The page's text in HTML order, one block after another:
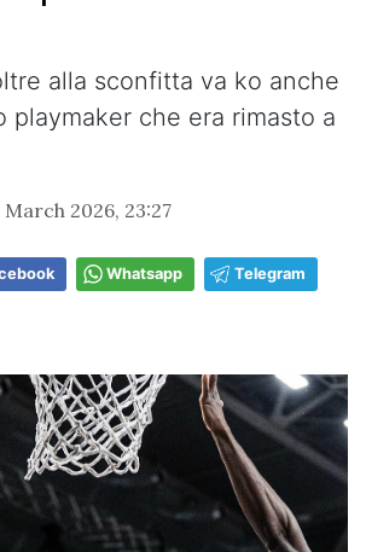
alla sconfitta va ko anche
playmaker che era rimasto a
March 2026, 23:27
Whatsapp Telegram